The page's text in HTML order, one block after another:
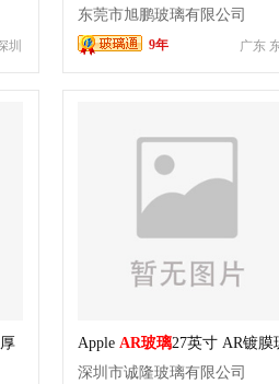
圳
玻璃盖板 AR镀膜玻璃面板
东莞市旭鹏玻璃有限公司
广东
9年
Apple AR玻璃27英寸 AR镀膜
璃 可调倾斜度 钢化玻璃
深圳市诚隆玻璃有限公司